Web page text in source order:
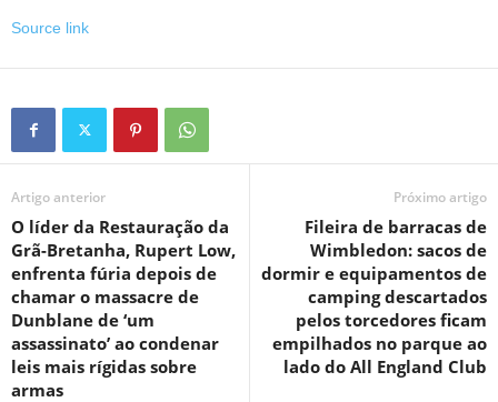
Source link
Artigo anterior
O líder da Restauração da
Grã-Bretanha, Rupert Low,
enfrenta fúria depois de
chamar o massacre de
Dunblane de ‘um
assassinato’ ao condenar
leis mais rígidas sobre
armas
Próximo artigo
Fileira de barracas de
Wimbledon: sacos de
dormir e equipamentos de
camping descartados
pelos torcedores ficam
empilhados no parque ao
lado do All England Club